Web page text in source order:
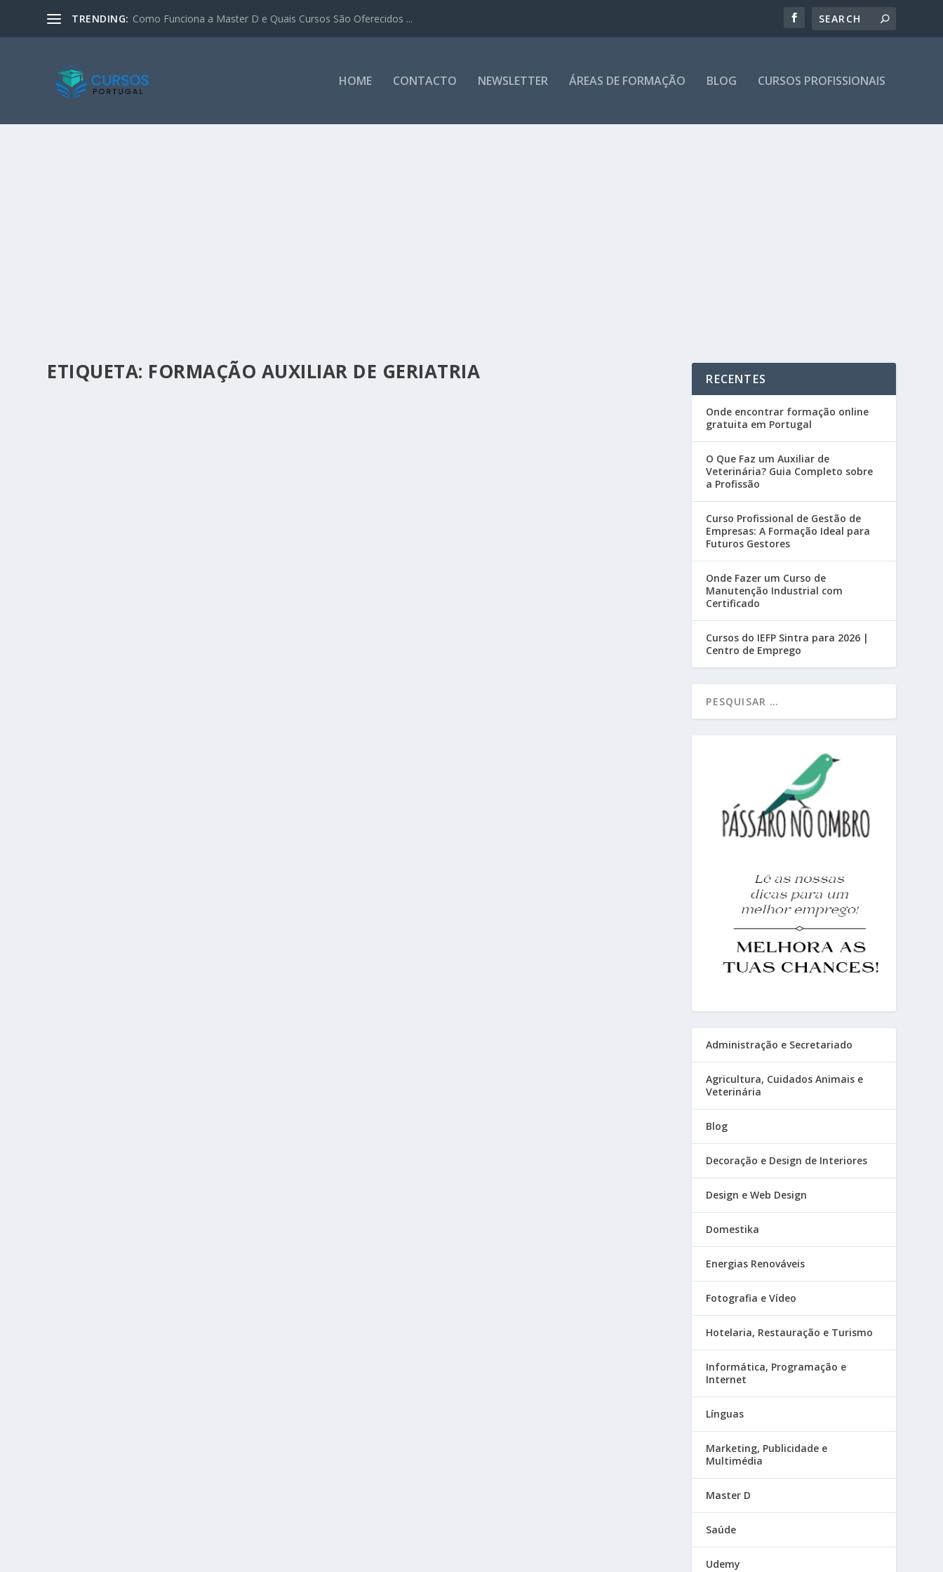
TRENDING: Como Funciona a Master D e Quais Cursos São Oferecidos ...
HOME CONTACTO NEWSLETTER ÁREAS DE FORMAÇÃO BLOG CURSOS PROFISSIONAIS
ETIQUETA: FORMAÇÃO AUXILIAR DE GERIATRIA RECENTES
Onde encontrar formação online
gratuita em Portugal
O Que Faz um Auxiliar de
Veterinária? Guia Completo sobre
a Profissão
Curso Profissional de Gestão de
Empresas: A Formação Ideal para
Futuros Gestores
Onde Fazer um Curso de
Manutenção Industrial com
Certificado
Cursos do IEFP Sintra para 2026 |
Centro de Emprego
Administração e Secretariado
Agricultura, Cuidados Animais e
Veterinária
Blog
Decoração e Design de Interiores
Design e Web Design
Domestika
Energias Renováveis
Fotografia e Vídeo
Hotelaria, Restauração e Turismo
Informática, Programação e
Internet
Línguas
Marketing, Publicidade e
Multimédia
Master D
Saúde
Udemy